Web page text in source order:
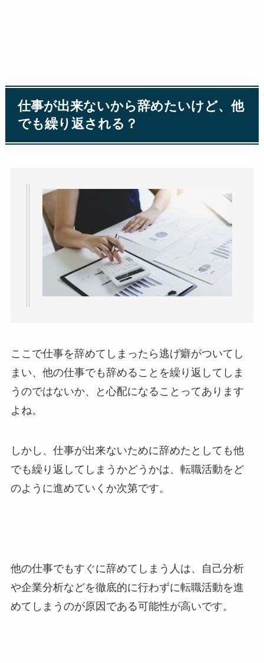
仕事が出来ないから辞めたいけど、他
でも繰り返される？
ここで仕事を辞めてしまったら逃げ癖がついてし
まい、他の仕事でも辞めることを繰り返してしま
うのではないか、と心配になることってあります
よね。
しかし、 仕事が出来ないために辞めたとしても他
でも繰り返してしまうかどうかは、転職活動をど
のように進めていくか次第です。
他の仕事でもすぐに辞めてしまう人は、
自己分析
や企業分析などを徹底的に行わずに転職活動を進
めてしまうのが原因である可能性が高いです。